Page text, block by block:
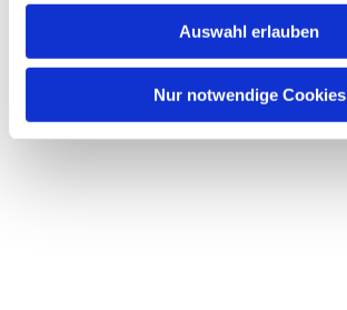
Auswahl erlauben
Nur notwendige Cookies